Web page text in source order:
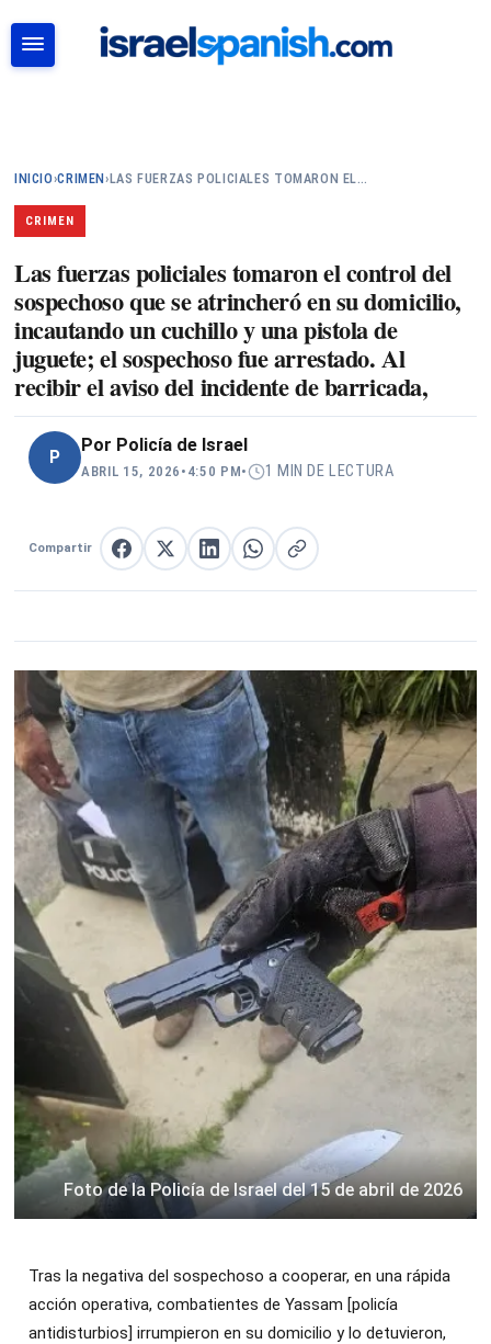
INICIO›CRIMEN› LAS FUERZAS POLICIALES TOMARON EL…
CRIMEN
Las fuerzas policiales tomaron el control del
sospechoso que se atrincheró en su domicilio,
incautando un cuchillo y una pistola de
juguete; el sospechoso fue arrestado. Al
recibir el aviso del incidente de barricada,
P
Por Policía de Israel
ABRIL 15, 2026 • 4:50 PM• 1 MIN DE LECTURA
Compartir Compartir en Facebook
Compartir en X
Compartir en LinkedIn
Compartir en WhatsApp
Copiar enlace
Foto de la Policía de Israel del 15 de abril de 2026
Tras la negativa del sospechoso a cooperar, en una rápida
acción operativa, combatientes de Yassam [policía
antidisturbios] irrumpieron en su domicilio y lo detuvieron,